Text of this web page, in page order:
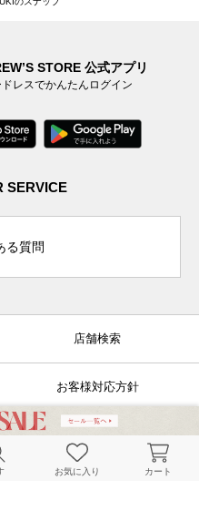
STORE 公式アプリ
レスでかんたんログイン
SERVICE
る質問
店舗検索
お客様対応方針
企業情報
お気に入り カート